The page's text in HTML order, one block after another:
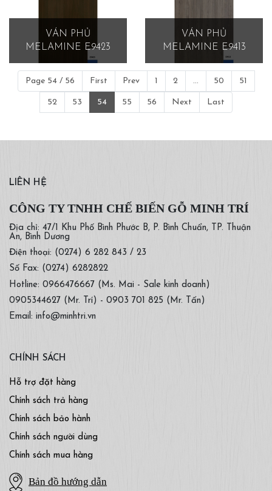
VÁN PHỦ
MELAMINE E9423
VÁN PHỦ
MELAMINE E9413
Page 54 / 56 First Prev 1 2 ... 50 51
52 53 54 55 56 Next Last
LIÊN HỆ
CÔNG TY TNHH CHẾ BIẾN GỖ MINH TRÍ
Địa chỉ: 47/1 Khu Phố Bình Phước B, P. Bình Chuẩn, TP. Thuận
An, Bình Dương
Điện thoại: (0274) 6 282 843 / 23
Số Fax: (0274) 6282822
Hotline: 0966476667 (Ms. Mai - Sale kinh doanh)
0905344627 (Mr. Trí) - 0903 701 825 (Mr. Tấn)
Email: info@minhtri.vn
CHÍNH SÁCH
Hỗ trợ đặt hàng
Chính sách trả hàng
Chính sách bảo hành
Chính sách người dùng
Chính sách mua hàng
Bản đồ hướng dẫn